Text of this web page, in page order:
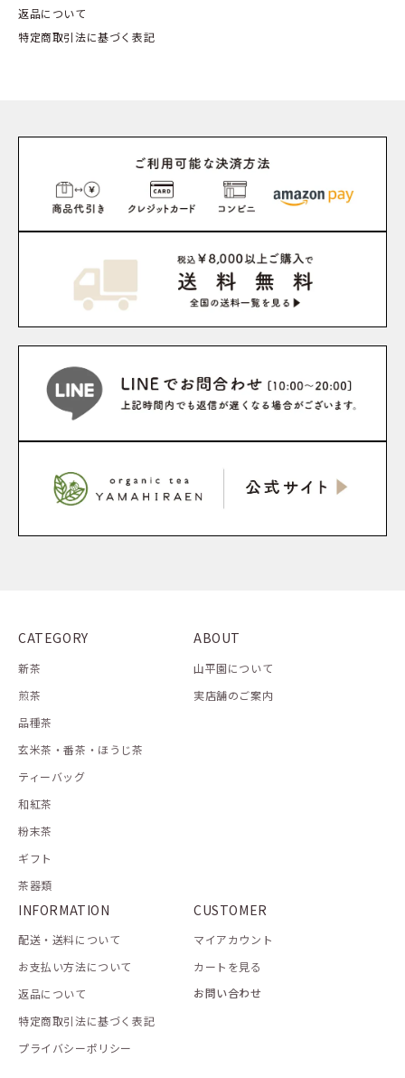
返品について
特定商取引法に基づく表記
CATEGORY
新茶
煎茶
品種茶
玄米茶・番茶・ほうじ茶
ティーバッグ
和紅茶
粉末茶
ギフト
茶器類
ABOUT
山平園について
実店舗のご案内
INFORMATION
配送・送料について
お支払い方法について
返品について
特定商取引法に基づく表記
プライバシーポリシー
CUSTOMER
マイアカウント
カートを見る
お問い合わせ